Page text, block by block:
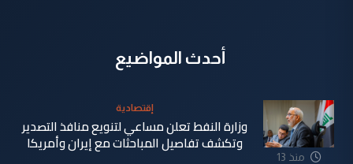
أحدث المواضيع
منذ 13
إقتصادية
وزارة النفط تعلن مساعي لتنويع منافذ التصدير
وتكشف تفاصيل المباحثات مع إيران وأمريكا